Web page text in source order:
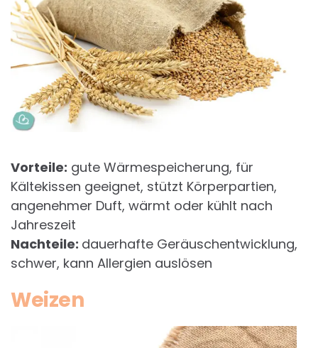
Vorteile: gute Wärmespeicherung, für
Kältekissen geeignet, stützt Körperpartien,
angenehmer Duft, wärmt oder kühlt nach
Jahreszeit
Nachteile: dauerhafte Geräuschentwicklung,
schwer, kann Allergien auslösen
Weizen